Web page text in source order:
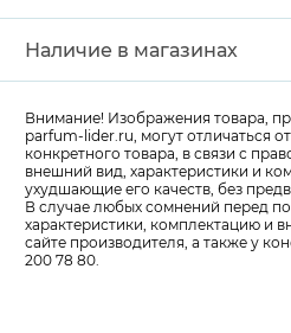
Наличие в магазинах
Внимание! Изображения товара,
parfum-lider.ru, могут отличаться
конкретного товара, в связи с
внешний вид, характеристики и
ухудшающие его качеств, без
В случае любых сомнений перед
характеристики, комплектацию и
сайте производителя, а также у
200 78 80.